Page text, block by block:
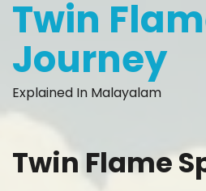
Skip
content
Twin
Journey
Explained In Malayalam
Twin Flame